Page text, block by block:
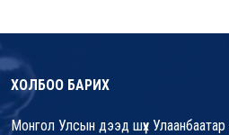
ХОЛБОО БАРИХ
Монгол Улсын дээд шүүх Улаанбаатар